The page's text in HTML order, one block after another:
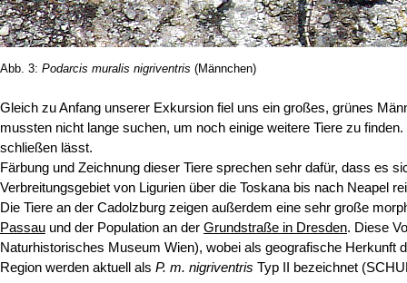
Abb. 3: Podarcis muralis nigriventris (Männchen)
Gleich zu Anfang unserer Exkursion fiel uns ein großes, grünes
mussten nicht lange suchen, um noch einige weitere Tiere zu
schließen lässt.
Färbung und Zeichnung dieser Tiere sprechen sehr dafür, dass es
Verbreitungsgebiet von Ligurien über die Toskana bis nach Neapel
Die Tiere an der Cadolzburg zeigen außerdem eine sehr große
Passau und der Population an der Grundstraße in Dresden. Diese
Naturhistorisches Museum Wien), wobei als geografische Herkunft
Region werden aktuell als P. m. nigriventris Typ II bezeichnet